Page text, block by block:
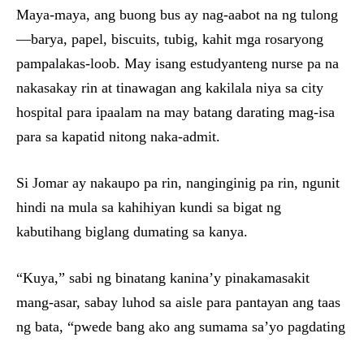
Maya-maya, ang buong bus ay nag-aabot na ng tulong
—barya, papel, biscuits, tubig, kahit mga rosaryong
pampalakas-loob. May isang estudyanteng nurse pa na
nakasakay rin at tinawagan ang kakilala niya sa city
hospital para ipaalam na may batang darating mag-isa
para sa kapatid nitong naka-admit.
Si Jomar ay nakaupo pa rin, nanginginig pa rin, ngunit
hindi na mula sa kahihiyan kundi sa bigat ng
kabutihang biglang dumating sa kanya.
“Kuya,” sabi ng binatang kanina’y pinakamasakit
mang-asar, sabay luhod sa aisle para pantayan ang taas
ng bata, “pwede bang ako ang sumama sa’yo pagdating